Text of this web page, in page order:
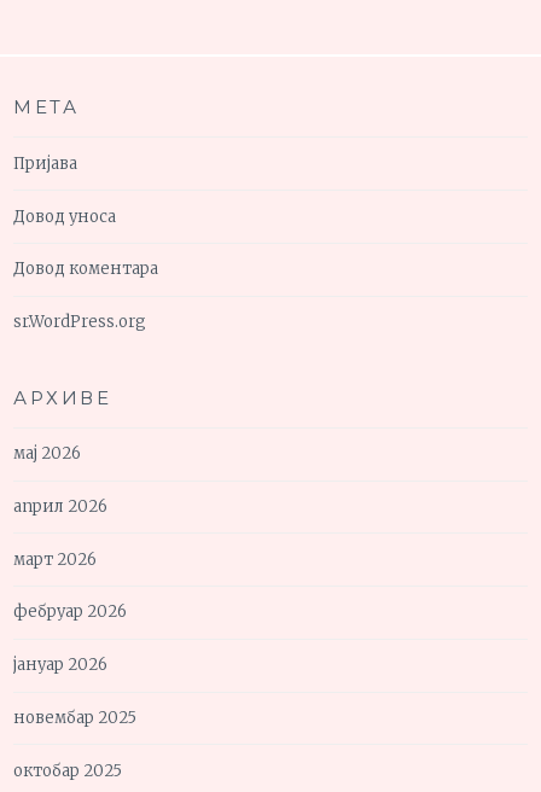
МЕТА
Пријава
Довод уноса
Довод коментара
sr.WordPress.org
АРХИВЕ
мај 2026
април 2026
март 2026
фебруар 2026
јануар 2026
новембар 2025
октобар 2025